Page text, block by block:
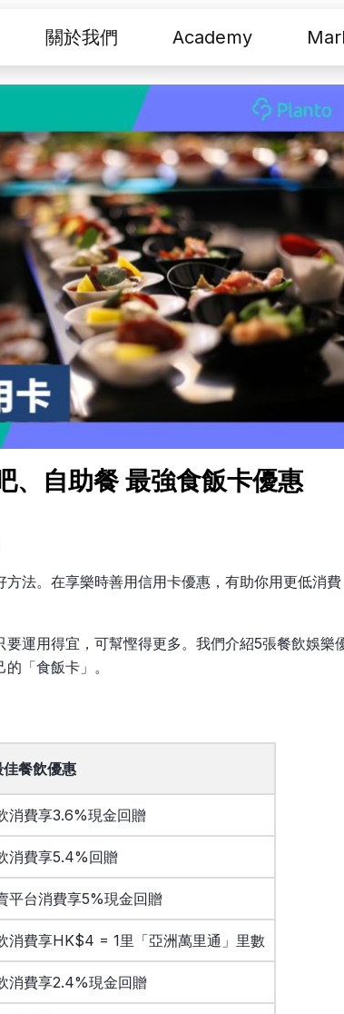
關於我們 Academy
、自助餐 最強食飯卡優惠
法。在享樂時善用信用卡優惠，有助你用更低消費
運用得宜，可幫慳得更多。我們介紹5張餐飲娛樂
「食飯卡」。
佳餐飲優惠
消費享3.6%現金回贈
消費享5.4%回贈
平台消費享5%現金回贈
消費享HK$4 = 1里「亞洲萬里通」里數
消費享2.4%現金回贈